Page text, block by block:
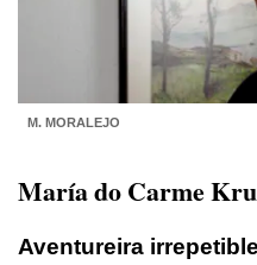
M. MORALEJO
María do Carme
Aventureira irrepetible